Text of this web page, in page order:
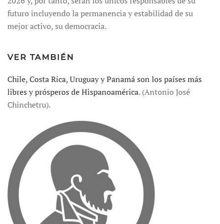
futuro incluyendo la permanencia y estabilidad de su
mejor activo, su democracia.
VER TAMBIÉN
Chile, Costa Rica, Uruguay y Panamá son los países más
libres y prósperos de Hispanoamérica. (Antonio José
Chinchetru).